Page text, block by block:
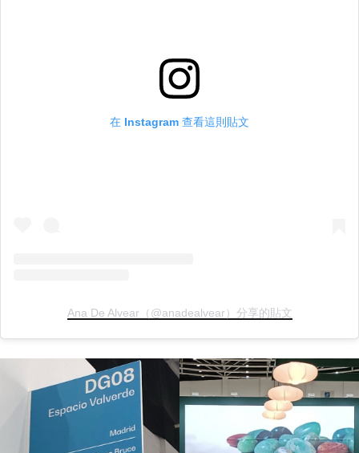
在 Instagram 查看這則貼文
Ana De Alvear（@anadealvear）分享的貼文